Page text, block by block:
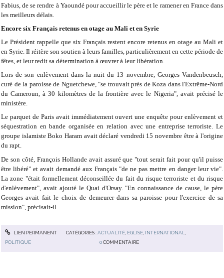
Fabius, de se rendre à Yaoundé pour accueillir le père et le ramener en France dans
les meilleurs délais.
Encore six Français retenus en otage au Mali et en Syrie
Le Président rappelle que six Français restent encore retenus en otage au Mali et
en Syrie. Il réitère son soutien à leurs familles, particulièrement en cette période de
fêtes, et leur redit sa détermination à œuvrer à leur libération.
Lors de son enlèvement dans la nuit du 13 novembre, Georges Vandenbeusch,
curé de la paroisse de Nguetchewe, "se trouvait près de Koza dans l'Extrême-Nord
du Cameroun, à 30 kilomètres de la frontière avec le Nigeria", avait précisé le
ministère.
Le parquet de Paris avait immédiatement ouvert une enquête pour enlèvement et
séquestration en bande organisée en relation avec une entreprise terroriste. Le
groupe islamiste Boko Haram avait déclaré vendredi 15 novembre être à l'origine
du rapt.
De son côté, François Hollande avait assuré que "tout serait fait pour qu'il puisse
être libéré" et avait demandé aux Français "de ne pas mettre en danger leur vie".
La zone "était formellement déconseillée du fait du risque terroriste et du risque
d'enlèvement", avait ajouté le Quai d'Orsay. "En connaissance de cause, le père
Georges avait fait le choix de demeurer dans sa paroisse pour l'exercice de sa
mission", précisait-il.
LIEN PERMANENT CATÉGORIES :ACTUALITÉ, EGLISE, INTERNATIONAL
POLITIQUE
0 COMMENTAIRE